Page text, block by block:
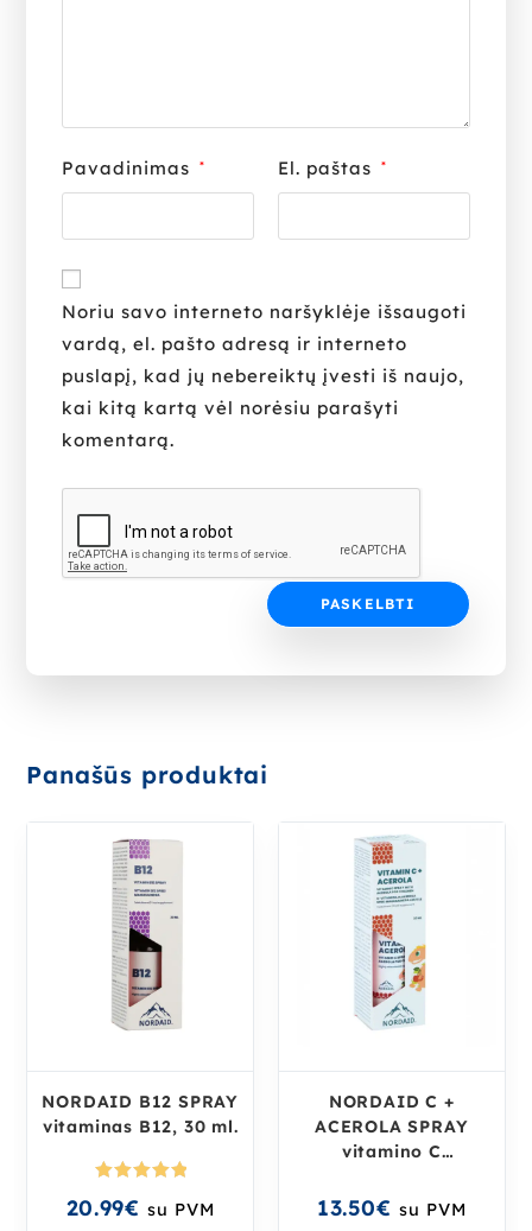
Pavadinimas * El. paštas *
Noriu savo interneto naršyklėje išsaugoti
vardą, el. pašto adresą ir interneto
puslapį, kad jų nebereiktų įvesti iš naujo,
kai kitą kartą vėl norėsiu parašyti
komentarą.
Panašūs produktai
NORDAID B12 SPRAY
vitaminas B12, 30 ml.
s: 5.00iš
20.99€ su PVM
NORDAID C +
ACEROLA SPRAY
vitamino C
30 ml.
13.50€ su PVM